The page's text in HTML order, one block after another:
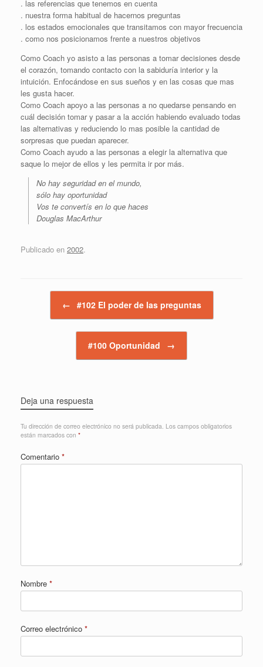
. las referencias que tenemos en cuenta
. nuestra forma habitual de hacernos preguntas
. los estados emocionales que transitamos con mayor frecuencia
. como nos posicionamos frente a nuestros objetivos
Como Coach yo asisto a las personas a tomar decisiones desde
el corazón, tomando contacto con la sabiduría interior y la
intuición. Enfocándose en sus sueños y en las cosas que mas
les gusta hacer.
Como Coach apoyo a las personas a no quedarse pensando en
cuál decisión tomar y pasar a la acción habiendo evaluado todas
las alternativas y reduciendo lo mas posible la cantidad de
sorpresas que puedan aparecer.
Como Coach ayudo a las personas a elegir la alternativa que
saque lo mejor de ellos y les permita ir por más.
No hay seguridad en el mundo,
sólo hay oportunidad
Vos te convertís en lo que haces
Douglas MacArthur
Publicado en 2002.
← #102 El poder de las preguntas
#100 Oportunidad →
Deja una respuesta
Tu dirección de correo electrónico no será publicada. Los campos obligatorios
están marcados con *
Comentario *
Nombre *
Correo electrónico *